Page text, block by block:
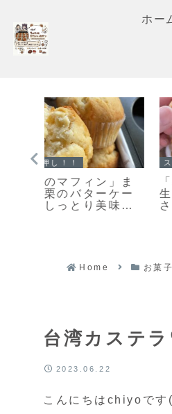
ホー
クッキー
「何枚食べてい
い？」うちの大人気
おやつ♡栗原はるみ
Home お菓
台湾カステ
2023.06.22
こんにちはchiyoです